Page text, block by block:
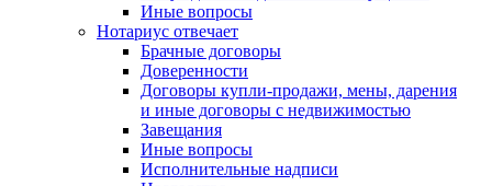
Иные вопросы
Нотариус отвечает
Брачные договоры
Доверенности
Договоры купли-продажи, мены, дарения
и иные договоры с недвижимостью
Завещания
Иные вопросы
Исполнительные надписи